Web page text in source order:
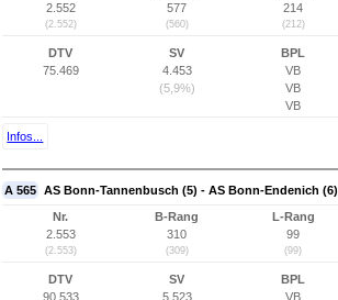
2.552
(2.552)
577
(560)
214
(212)
DTV
75.469
SV
4.453
(5,9%)
BPL
VB
VB
VB
Infos...
A 565 AS Bonn-Tannenbusch (5) - AS Bonn-Endenich (6)
Nr.
2.553
(2.553)
B-Rang
310
(309)
L-Rang
99
(99)
DTV
90.533
SV
5.523
BPL
VB